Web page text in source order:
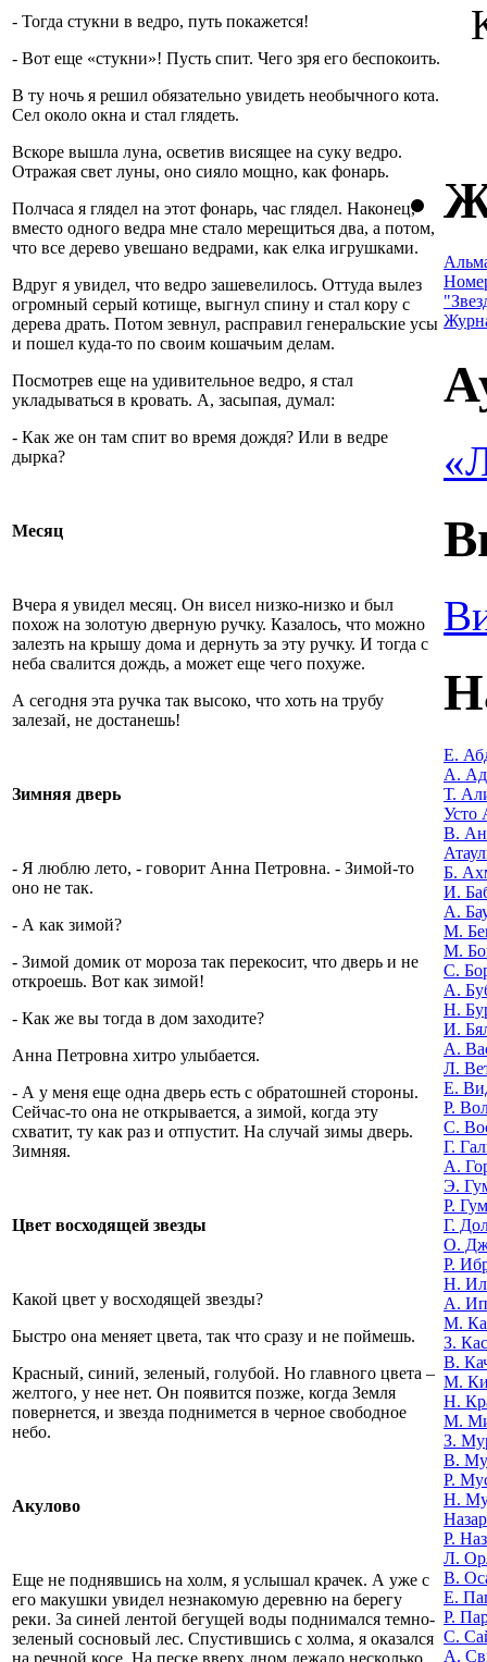
- Тогда стукни в ведро, путь покажется!
- Вот еще «стукни»! Пусть спит. Чего зря его беспокоить.
В ту ночь я решил обязательно увидеть необычного кота.
Сел около окна и стал глядеть.
Вскоре вышла луна, осветив висящее на суку ведро.
Отражая свет луны, оно сияло мощно, как фонарь.
Полчаса я глядел на этот фонарь, час глядел. Наконец,
вместо одного ведра мне стало мерещиться два, а потом,
что все дерево увешано ведрами, как елка игрушками.
Вдруг я увидел, что ведро зашевелилось. Оттуда вылез
огромный серый котище, выгнул спину и стал кору с
дерева драть. Потом зевнул, расправил генеральские усы
и пошел куда-то по своим кошачьим делам.
Посмотрев еще на удивительное ведро, я стал
укладываться в кровать. А, засыпая, думал:
- Как же он там спит во время дождя? Или в ведре
дырка?
Месяц
Вчера я увидел месяц. Он висел низко-низко и был
похож на золотую дверную ручку. Казалось, что можно
залезть на крышу дома и дернуть за эту ручку. И тогда с
неба свалится дождь, а может еще чего похуже.
А сегодня эта ручка так высоко, что хоть на трубу
залезай, не достанешь!
Зимняя дверь
- Я люблю лето, - говорит Анна Петровна. - Зимой-то
оно не так.
- А как зимой?
- Зимой домик от мороза так перекосит, что дверь и не
откроешь. Вот как зимой!
- Как же вы тогда в дом заходите?
Анна Петровна хитро улыбается.
- А у меня еще одна дверь есть с обратошней стороны.
Сейчас-то она не открывается, а зимой, когда эту
схватит, ту как раз и отпустит. На случай зимы дверь.
Зимняя.
Цвет восходящей звезды
Какой цвет у восходящей звезды?
Быстро она меняет цвета, так что сразу и не поймешь.
Красный, синий, зеленый, голубой. Но главного цвета –
желтого, у нее нет. Он появится позже, когда Земля
повернется, и звезда поднимется в черное свободное
небо.
Акулово
Еще не поднявшись на холм, я услышал крачек. А уже с
его макушки увидел незнакомую деревню на берегу
реки. За синей лентой бегущей воды поднимался темно-
зеленый сосновый лес. Спустившись с холма, я оказался
Е.
А.
Т.
Усто
В.
Б.
И.
А.
М.
М.
С.
А.
Н.
И.
А.
Л.
Е.
Р.
С.
Г.
А.
Э.
Р.
Г.
О.
Р.
Н.
А.
М.
З.
В.
М.
Н.
М.
З.
В.
Р.
Н.
Р.
Л.
В.
Е.
Р.
С.
А.